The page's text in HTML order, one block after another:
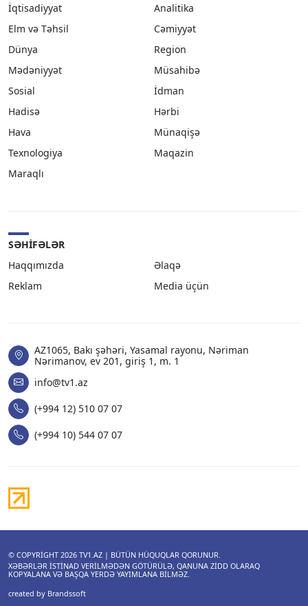
İqtisadiyyat
Analitika
Elm və Təhsil
Cəmiyyət
Dünya
Region
Mədəniyyət
Müsahibə
Sosial
İdman
Hadisə
Hərbi
Hava
Münaqişə
Texnologiya
Maqazin
Maraqlı
SƏHIFƏLƏR
Haqqımızda
Əlaqə
Reklam
Media üçün
AZ1065, Bakı şəhəri, Yasamal rayonu, Nəriman
Nərimanov, ev 201, giriş 1, m. 1
info@tv1.az
(+994 12) 510 07 07
(+994 10) 544 07 07
© COPYRIGHT 2026 TV1.AZ | BÜTÜN HÜQUQLAR QORUNUR.
XƏBƏRLƏR ISTINAD VERILMƏDƏN GÖTÜRÜLƏ, QANUNA ZIDD OLARAQ
KOPYALANA VƏ BAŞQA YERDƏ YAYIMLANA BILMƏZ.
created by Brandssoft